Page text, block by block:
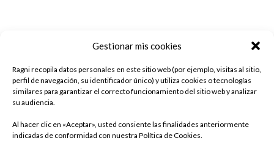
Gestionar mis cookies
Ragni recopila datos personales en este sitio web (por ejemplo, visitas al sitio,
perfil de navegación, su identificador único) y utiliza cookies o tecnologías
similares para garantizar el correcto funcionamiento del sitio web y analizar
su audiencia.
Al hacer clic en «Aceptar», usted consiente las finalidades anteriormente
indicadas de conformidad con nuestra Política de Cookies.